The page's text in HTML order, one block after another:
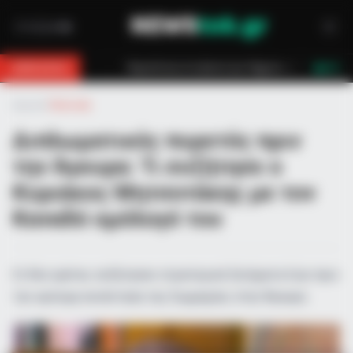
Διπλωματικός πυρετός πριν
την Άγκυρα: Τι συζήτησε ο
Κυριάκος Μητσοτάκης με τον
Καναδό ομόλογό του